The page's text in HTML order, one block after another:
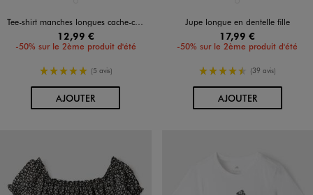
Tee-shirt manches longues cache-cœur fille
12,99 €
-50% sur le 2ème produit d'été
5/5 de moyenne
(5 avis)
AJOUTERAU PANIER
Jupe longue en dentelle fille
17,99 €
-50% sur le 2ème produit d'été
4.5/5 de moyenne
(39 avis)
AJOUTERAU PANIER